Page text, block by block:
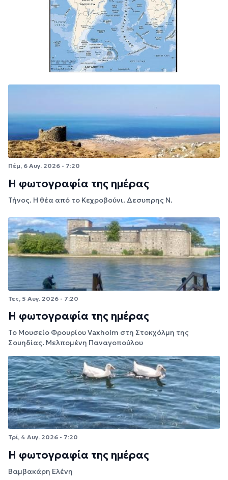
Πέμ, 6 Αυγ. 2026 - 7:20
Η φωτογραφία της ημέρας
Τήνος. Η θέα από το Κεχροβούνι. Δεσυπρης Ν.
Τετ, 5 Αυγ. 2026 - 7:20
Η φωτογραφία της ημέρας
Το Μουσείο Φρουρίου Vaxholm στη Στοκχόλμη της
Σουηδίας. Μελπομένη Παναγοπούλου
Τρί, 4 Αυγ. 2026 - 7:20
Η φωτογραφία της ημέρας
Βαμβακάρη Ελένη